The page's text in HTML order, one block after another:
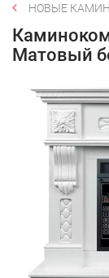
НОВЫЕ
Матовый